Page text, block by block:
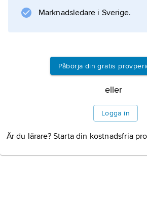
skall uppleva ”swing”.
Information om artikeln
Marknadsledare i Sverige.
Påbörja din gratis
eller
Logga in
Är du lärare? Starta din kostnadsfria